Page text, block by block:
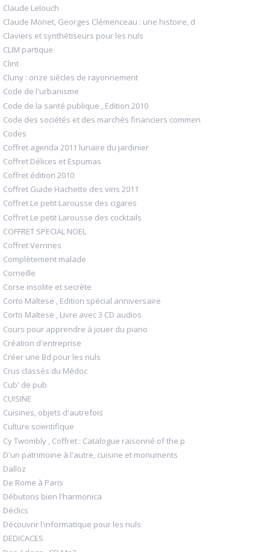
Claude Lelouch
Claude Monet, Georges Clémenceau : une histoire, d
Claviers et synthétiseurs pour les nuls
CLIM partique
Clint
Cluny : onze siècles de rayonnement
Code de l'urbanisme
Code de la santé publique , Edition 2010
Code des sociétés et des marchés financiers commen
Codes
Coffret agenda 2011 lunaire du jardinier
Coffret Délices et Espumas
Coffret édition 2010
Coffret Guide Hachette des vins 2011
Coffret Le petit Larousse des cigares
Coffret Le petit Larousse des cocktails
COFFRET SPECIAL NOEL
Coffret Verrines
Complètement malade
Corneille
Corse insolite et secrète
Corto Maltese , Edition spécial anniversaire
Corto Maltese , Livre avec 3 CD audios
Cours pour apprendre à jouer du piano
Création d'entreprise
Créer une Bd pour les nuls
Crus classés du Médoc
Cub' de pub
CUISINE
Cuisines, objets d'autrefois
Culture scientifique
Cy Twombly , Coffret : Catalogue raisonné of the p
D'un patrimoine à l'autre, cuisine et monuments
Dalloz
De Rome à Paris
Débutons bien l'harmonica
Déclics
Découvrir l'informatique pour les nuls
DEDICACES